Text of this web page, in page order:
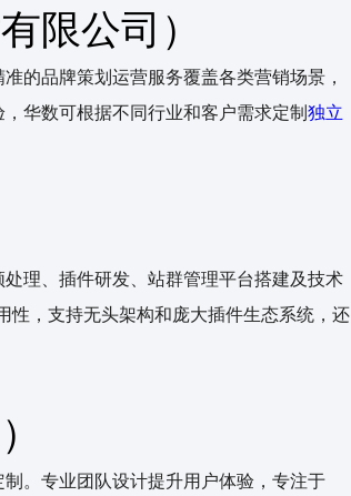
限公司）
的品牌策划运营服务覆盖各类营销场景，
华数可根据不同行业和客户需求定制独立
理、插件研发、站群管理平台搭建及技术
，支持无头架构和庞大插件生态系统，还
。专业团队设计提升用户体验，专注于